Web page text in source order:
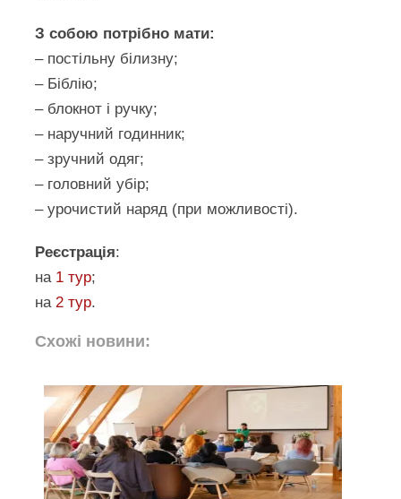
З собою потрібно мати:
– постільну білизну;
– Біблію;
– блокнот і ручку;
– наручний годинник;
– зручний одяг;
– головний убір;
– урочистий наряд (при можливості).
Реєстрація:
на 1 тур;
на2 тур.
Схожі новини: